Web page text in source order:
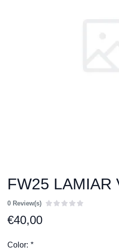
FW25 LAMIAR
0 Review(s)
€40,00
Color: *